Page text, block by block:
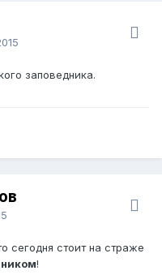
заповедника.
сегодня стоит на страже
!